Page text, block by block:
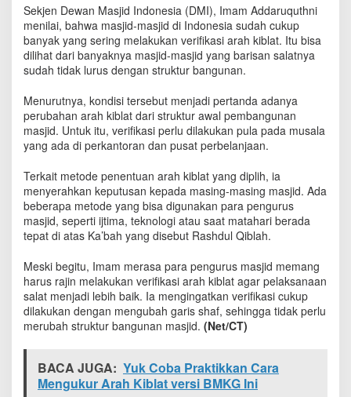
o
e
s
a
u
i
n
e
r
i
f
i
a
s
i
A
r
a
i
b
Sekjen Dewan Masjid Indonesia (DMI), Imam Addaruquthni
menilai, bahwa masjid-masjid di Indonesia sudah cukup
banyak yang sering melakukan verifikasi arah kiblat. Itu bisa
dilihat dari banyaknya masjid-masjid yang barisan salatnya
sudah tidak lurus dengan struktur bangunan.
Menurutnya, kondisi tersebut menjadi pertanda adanya
perubahan arah kiblat dari struktur awal pembangunan
masjid. Untuk itu, verifikasi perlu dilakukan pula pada musala
yang ada di perkantoran dan pusat perbelanjaan.
Terkait metode penentuan arah kiblat yang diplih, ia
menyerahkan keputusan kepada masing-masing masjid. Ada
beberapa metode yang bisa digunakan para pengurus
masjid, seperti ijtima, teknologi atau saat matahari berada
tepat di atas Ka’bah yang disebut Rashdul Qiblah.
Meski begitu, Imam merasa para pengurus masjid memang
harus rajin melakukan verifikasi arah kiblat agar pelaksanaan
salat menjadi lebih baik. Ia mengingatkan verifikasi cukup
dilakukan dengan mengubah garis shaf, sehingga tidak perlu
merubah struktur bangunan masjid. (Net/CT)
BACA JUGA: Yuk Coba Praktikkan Cara
Mengukur Arah Kiblat versi BMKG Ini